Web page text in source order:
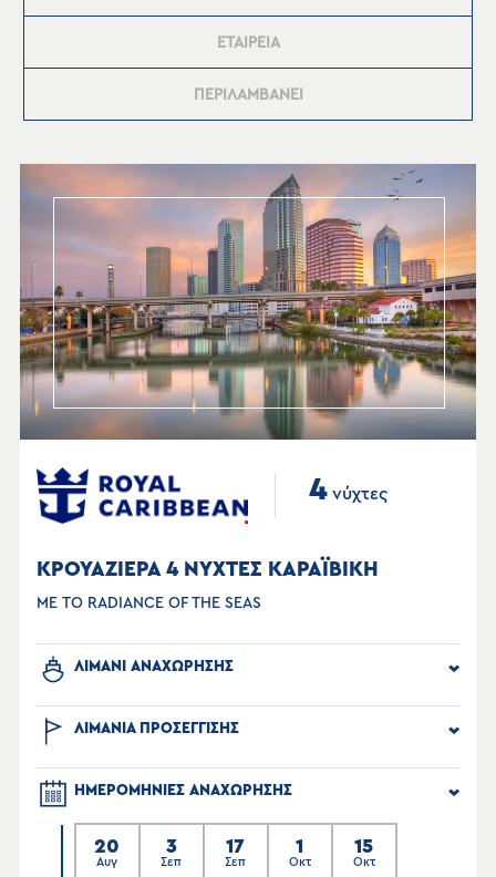
ΕΤΑΙΡΕΙΑ
ΠΕΡΙΛΑΜΒΑΝΕΙ
4 νύχτες
ΚΡΟΥΑΖΙΕΡΑ 4 ΝΥΧΤΕΣ ΚΑΡΑΪΒΙΚΗ
ΜΕ ΤΟ RADIANCE OF THE SEAS
ΛΙΜΑΝΙ ΑΝΑΧΩΡΗΣΗΣ
ΛΙΜΑΝΙΑ ΠΡΟΣΕΓΓΙΣΗΣ
ΗΜΕΡΟΜΗΝΙΕΣ ΑΝΑΧΩΡΗΣΗΣ
20
Αυγ
3
Σεπ
17
Σεπ
1
Οκτ
15
Οκτ